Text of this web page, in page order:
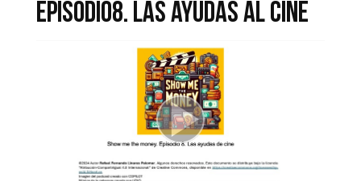
EPISODIO8. LAS AYUDAS AL CINE